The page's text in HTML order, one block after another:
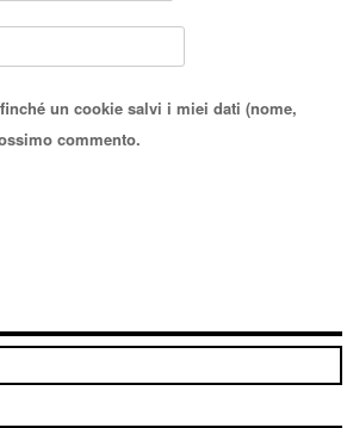
un cookie salvi i miei dati (nome,
commento.